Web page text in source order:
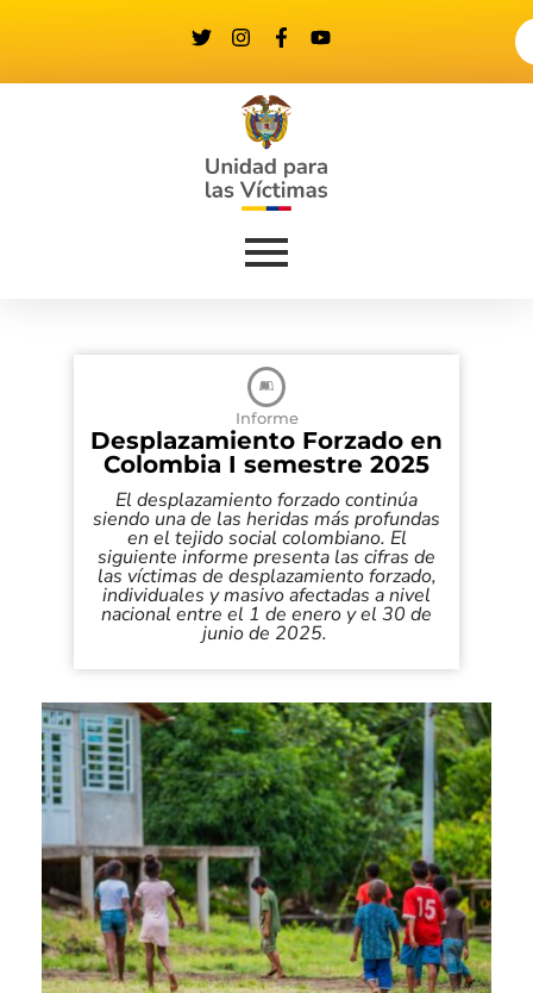
Informe
Desplazamiento Forzado en
Colombia I semestre 2025
El desplazamiento forzado continúa
siendo una de las heridas más profundas
en el tejido social colombiano. El
siguiente informe presenta las cifras de
las víctimas de desplazamiento forzado,
individuales y masivo afectadas a nivel
nacional entre el 1 de enero y el 30 de
junio de 2025.